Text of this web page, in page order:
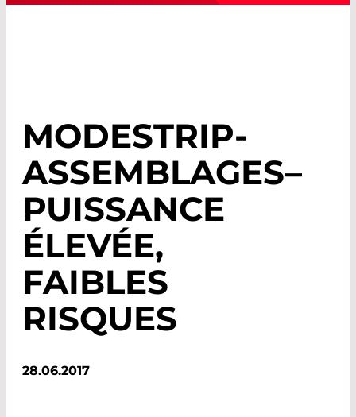
MODESTRIP-
ASSEMBLAGES–
PUISSANCE
ÉLEVÉE,
FAIBLES
RISQUES
28.06.2017